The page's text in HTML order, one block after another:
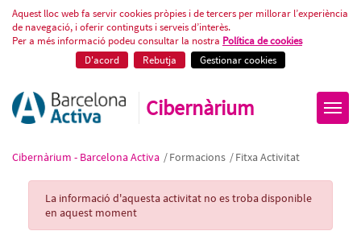
Fitxa Activitat
Aquest lloc web fa servir cookies pròpies i de tercers per millorar l’experiència
de navegació, i oferir continguts i serveis d’interès.
Per a més informació podeu consultar la nostra Política de cookies
D'acord
Rebutja Gestionar cookies
Cibernàrium
Cibernàrium - Barcelona Activa /Formacions /Fitxa Activitat
Activity Record
La informació d'aquesta activitat no es troba disponible
en aquest moment